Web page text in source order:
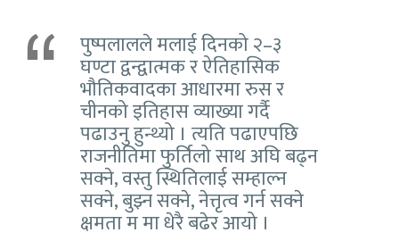
पुष्पलालले मलाई दिनको २–३
घण्टा द्वन्द्वात्मक र ऐतिहासिक
भौतिकवादका आधारमा रुस र
चीनको इतिहास व्याख्या गर्दै
पढाउनु हुन्थ्यो । त्यति पढाएपछि
राजनीतिमा फुर्तिलो साथ अघि बढ्न
सक्ने, वस्तु स्थितिलाई सम्हाल्न
सक्ने, बुझ्न सक्ने, नेत्तृत्व गर्न सक्ने
क्षमता म मा धेरै बढेर आयो ।